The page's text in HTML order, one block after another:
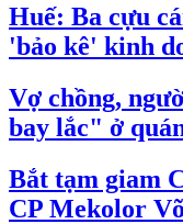
Huế: Ba cựu
'bảo kê' kinh
Vợ chồng,
bay lắc" ở
Bắt tạm giam
CP Mekolor